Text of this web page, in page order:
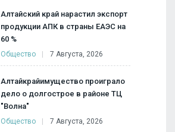
Алтайский край нарастил экспорт
продукции АПК в страны ЕАЭС на
60 %
Общество 7 Августа, 2026
Алтайкрайимущество проиграло
дело о долгострое в районе ТЦ
"Волна"
Общество 7 Августа, 2026